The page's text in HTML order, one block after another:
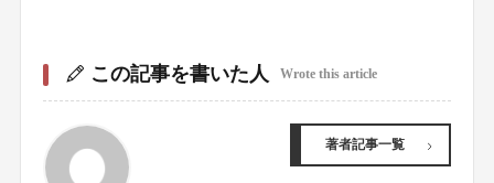
この記事を書いた人 Wrote this article
著者記事一覧